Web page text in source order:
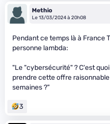
Methio
Le 13/03/2024 à 20h08
Pendant ce temps là à France
personne lambda:
"Le "cybersécurité" ? C'est
prendre cette offre
semaines ?"
3